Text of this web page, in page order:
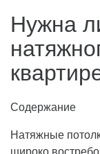
Нужна
Содержание
Натяжные
широко